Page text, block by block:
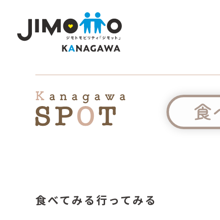
食べてみる行ってみる